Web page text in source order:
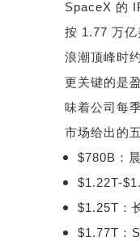
SpaceX 的
按 1.77 万亿
浪潮顶峰时约
更关键的是
味着公司每
市场给出的
$780B ：
$1.22T-
$1.25T ：
$1.77T ：